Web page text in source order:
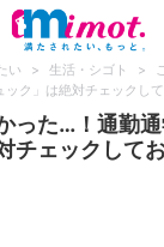
い > 生活・シゴト >
ック」は絶対チェックし
った…！通勤
チェックして